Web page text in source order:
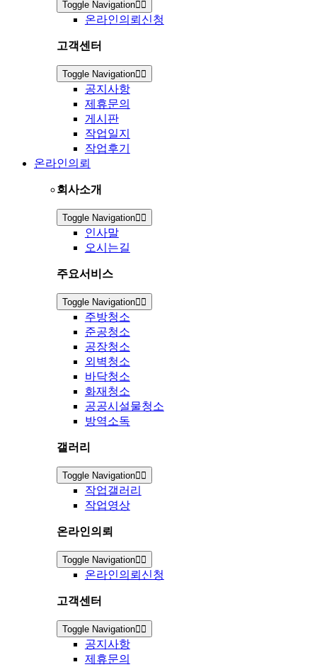
Toggle Navigation
온라인의뢰신청
고객센터
Toggle Navigation
공지사항
제휴문의
게시판
작업일지
작업후기
온라인의뢰
회사소개
Toggle Navigation
인사말
오시는길
주요서비스
Toggle Navigation
주방청소
준공청소
공장청소
외벽청소
바닥청소
화재청소
공공시설물청소
방역소독
갤러리
Toggle Navigation
작업갤러리
작업영상
온라인의뢰
Toggle Navigation
온라인의뢰신청
고객센터
Toggle Navigation
공지사항
제휴문의